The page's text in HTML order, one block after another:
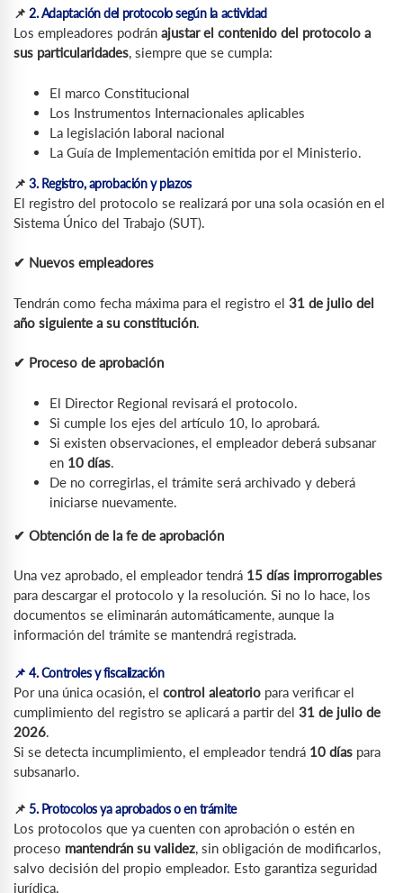
📌 2. Adaptación del protocolo según la actividad
Los empleadores podrán ajustar el contenido del protocolo a
sus particularidades, siempre que se cumpla:
El marco Constitucional
Los Instrumentos Internacionales aplicables
La legislación laboral nacional
La Guía de Implementación emitida por el Ministerio.
📌3. Registro, aprobación y plazos
El registro del protocolo se realizará por una sola ocasión en el
Sistema Único del Trabajo (SUT).
✔ Nuevos empleadores
Tendrán como fecha máxima para el registro el 31 de julio del
año siguiente a su constitución
✔ Proceso de aprobación
El Director Regional revisará el protocolo.
Si cumple los ejes del artículo 10, lo aprobará.
Si existen observaciones, el empleador deberá subsanar
en 10 días
De no corregirlas, el trámite será archivado y deberá
iniciarse nuevamente.
✔ Obtención de la fe de aprobación
Una vez aprobado, el empleador tendrá 15 días improrrogables
para descargar el protocolo y la resolución. Si no lo hace, los
documentos se eliminarán automáticamente, aunque la
información del trámite se mantendrá registrada.
📌 4. Controles y fiscalización
Por una única ocasión, el control aleatorio para verificar el
cumplimiento del registro se aplicará a partir del 31 de julio de
2026
Si se detecta incumplimiento, el empleador tendrá 10 días para
subsanarlo.
📌5. Protocolos ya aprobados o en trámite
Los protocolos que ya cuenten con aprobación o estén en
proceso mantendrán su validez, sin obligación de modificarlos,
salvo decisión del propio empleador. Esto garantiza seguridad
jurídica.